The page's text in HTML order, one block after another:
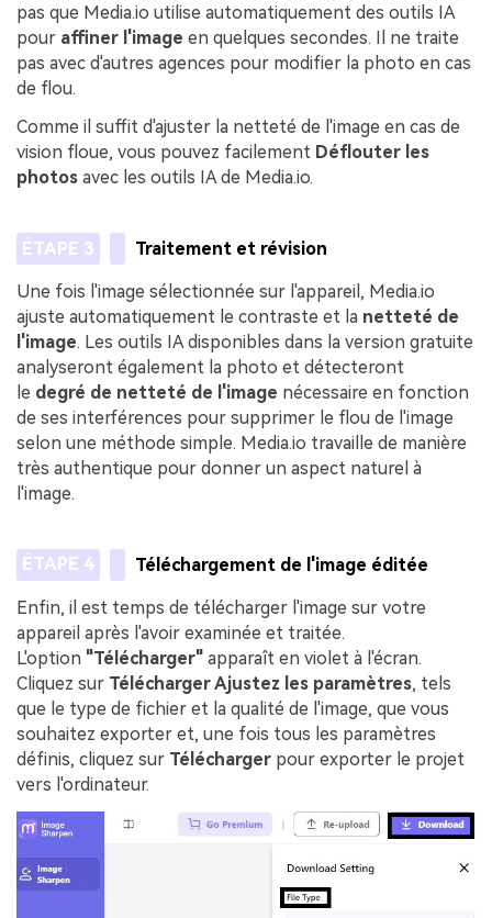
pas que Media.io utilise automatiquement des outils IA
pour affiner l'image en quelques secondes. Il ne traite
pas avec d'autres agences pour modifier la photo en cas
de flou.
Comme il suffit d'ajuster la netteté de l'image en cas de
vision floue, vous pouvez facilement Déflouter les
photos avec les outils IA de Media.io.
ÉTAPE 3 Traitement et révision
Une fois l'image sélectionnée sur l'appareil, Media.io
ajuste automatiquement le contraste et la netteté de
l'image. Les outils IA disponibles dans la version gratuite
analyseront également la photo et détecteront
le degré de netteté de l'image nécessaire en fonction
de ses interférences pour supprimer le flou de l'image
selon une méthode simple. Media.io travaille de manière
très authentique pour donner un aspect naturel à
l'image.
ÉTAPE 4 Téléchargement de l'image éditée
Enfin, il est temps de télécharger l'image sur votre
appareil après l'avoir examinée et traitée.
L'option "Télécharger" apparaît en violet à l'écran.
Cliquez sur Télécharger Ajustez les paramètres, tels
que le type de fichier et la qualité de l'image, que vous
souhaitez exporter et, une fois tous les paramètres
définis, cliquez sur Télécharger pour exporter le projet
vers l'ordinateur.